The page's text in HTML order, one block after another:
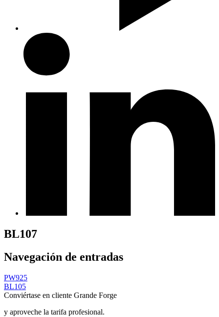
BL107
Navegación de entradas
PW925
BL105
Conviértase en cliente Grande Forge
y aproveche la tarifa profesional.